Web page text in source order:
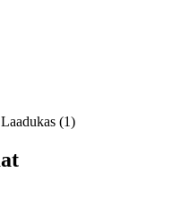
Laadukas (1)